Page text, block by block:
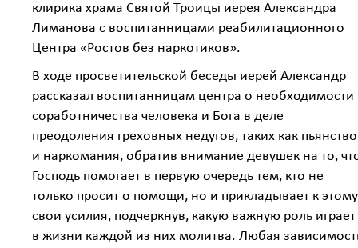
клирика храма Святой Троицы иерея Александра
Лиманова с воспитанницами реабилитационного
Центра «Ростов без наркотиков».
В ходе просветительской беседы иерей Александр
рассказал воспитанницам центра о необходимости
соработничества человека и Бога в деле
преодоления греховных недугов, таких как пьянство
и наркомания, обратив внимание девушек на то,
Господь помогает в первую очередь тем, кто не
только просит о помощи, но и прикладывает к этому
свои усилия, подчеркнув, какую важную роль играет
в жизни каждой из них молитва. Любая